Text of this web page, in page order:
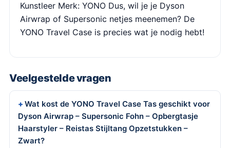
Kunstleer Merk: YONO Dus, wil je je Dyson
Airwrap of Supersonic netjes meenemen? De
YONO Travel Case is precies wat je nodig hebt!
Veelgestelde vragen
Wat kost de YONO Travel Case Tas geschikt voor
Dyson Airwrap – Supersonic Fohn – Opbergtasje
Haarstyler – Reistas Stijltang Opzetstukken –
Zwart?